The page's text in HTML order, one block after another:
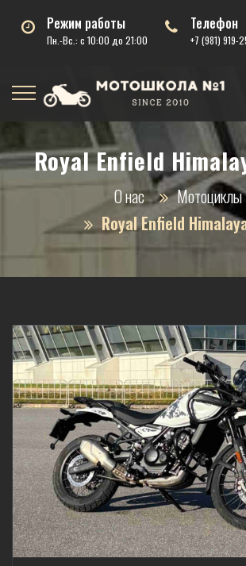
Режим работы
Пн.-Вс.: с 10:00 до 21:00
Телефон
+7 (981) 919-
Royal Enfield
О нас
Мотоциклы
Royal Enfield